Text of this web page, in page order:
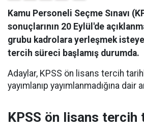
Kamu Personeli Seçme Sınavı
sonuçlarının 20 Eylül'de
grubu kadrolara yerleşmek
tercih süreci başlamış durumda.
Adaylar, KPSS ön lisans tercih
yayımlanıp yayımlanmadığına dair
KPSS ön lisans